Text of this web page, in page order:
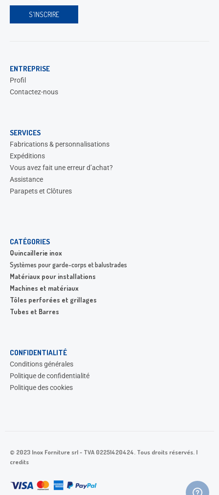
ENTREPRISE
Profil
Contactez-nous
SERVICES
Fabrications & personnalisations
Expéditions
Vous avez fait une erreur d’achat?
Assistance
Parapets et Clôtures
CATÉGORIES
Quincaillerie inox
Systèmes pour garde-corps et balustrades
Matériaux pour installations
Machines et matériaux
Tôles perforées et grillages
Tubes et Barres
CONFIDENTIALITÉ
Conditions générales
Politique de confidentialité
Politique des cookies
© 2023 Inox Forniture srl - TVA 02251420424. Tous droits réservés. |
credits